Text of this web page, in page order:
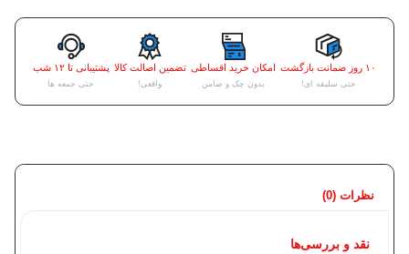
۱۰ روز ضمانت بازگشت
حتی سلیقه ای!
امکان خرید اقساطی
بدون چک و ضامن
تضمین اصالت کالا
واقعی!
پشتیبانی تا ۱۲ شب
حتی جمعه ها
نظرات (0)
نقد و بررسی‌ها